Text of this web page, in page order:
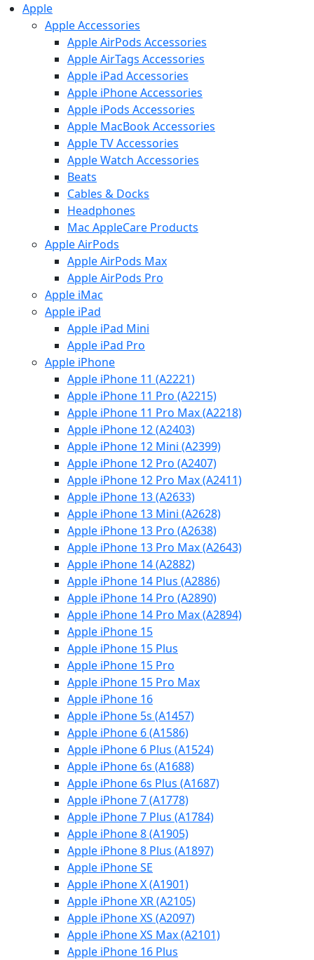
Apple
Apple Accessories
Apple AirPods Accessories
Apple AirTags Accessories
Apple iPad Accessories
Apple iPhone Accessories
Apple iPods Accessories
Apple MacBook Accessories
Apple TV Accessories
Apple Watch Accessories
Beats
Cables & Docks
Headphones
Mac AppleCare Products
Apple AirPods
Apple AirPods Max
Apple AirPods Pro
Apple iMac
Apple iPad
Apple iPad Mini
Apple iPad Pro
Apple iPhone
Apple iPhone 11 (A2221)
Apple iPhone 11 Pro (A2215)
Apple iPhone 11 Pro Max (A2218)
Apple iPhone 12 (A2403)
Apple iPhone 12 Mini (A2399)
Apple iPhone 12 Pro (A2407)
Apple iPhone 12 Pro Max (A2411)
Apple iPhone 13 (A2633)
Apple iPhone 13 Mini (A2628)
Apple iPhone 13 Pro (A2638)
Apple iPhone 13 Pro Max (A2643)
Apple iPhone 14 (A2882)
Apple iPhone 14 Plus (A2886)
Apple iPhone 14 Pro (A2890)
Apple iPhone 14 Pro Max (A2894)
Apple iPhone 15
Apple iPhone 15 Plus
Apple iPhone 15 Pro
Apple iPhone 15 Pro Max
Apple iPhone 16
Apple iPhone 5s (A1457)
Apple iPhone 6 (A1586)
Apple iPhone 6 Plus (A1524)
Apple iPhone 6s (A1688)
Apple iPhone 6s Plus (A1687)
Apple iPhone 7 (A1778)
Apple iPhone 7 Plus (A1784)
Apple iPhone 8 (A1905)
Apple iPhone 8 Plus (A1897)
Apple iPhone SE
Apple iPhone X (A1901)
Apple iPhone XR (A2105)
Apple iPhone XS (A2097)
Apple iPhone XS Max (A2101)
Apple iPhone 16 Plus